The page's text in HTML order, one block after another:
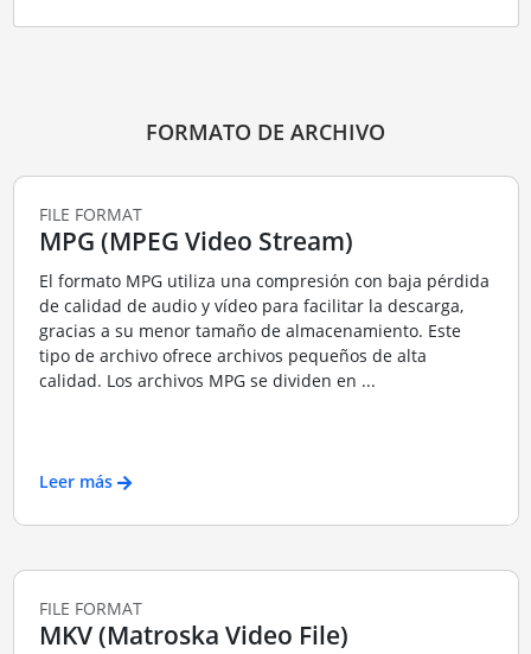
FORMATO DE ARCHIVO
FILE FORMAT
MPG (MPEG Video Stream)
El formato MPG utiliza una compresión con baja pérdida
de calidad de audio y vídeo para facilitar la descarga,
gracias a su menor tamaño de almacenamiento. Este
tipo de archivo ofrece archivos pequeños de alta
calidad. Los archivos MPG se dividen en ...
Leer más
FILE FORMAT
MKV (Matroska Video File)